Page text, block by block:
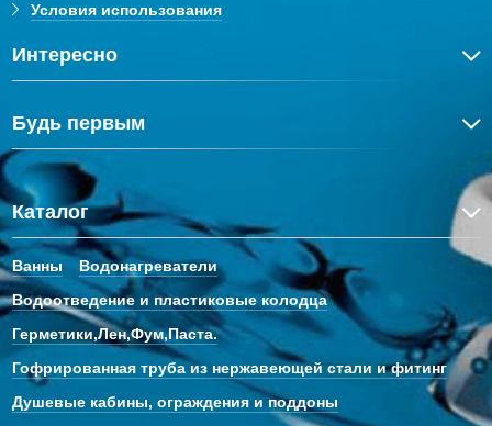
Условия использования
Интересно
Будь первым
Каталог
Ванны
Водонагреватели
Водоотведение и пластиковые колодца
Герметики,Лен,Фум,Паста.
Гофрированная труба из нержавеющей стали и фитинг
Душевые кабины, ограждения и поддоны